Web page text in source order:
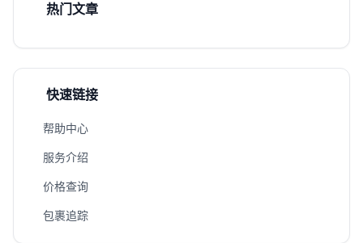
热门文章
快速链接
帮助中心
服务介绍
价格查询
包裹追踪